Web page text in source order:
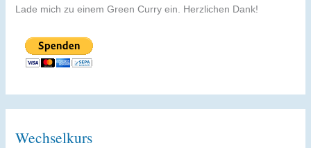
Lade mich zu einem Green Curry ein. Herzlichen Dank!
Wechselkurs